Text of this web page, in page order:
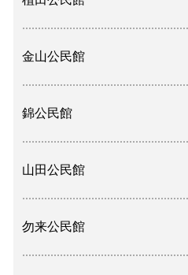
金山公民館
錦公民館
山田公民館
勿来公民館